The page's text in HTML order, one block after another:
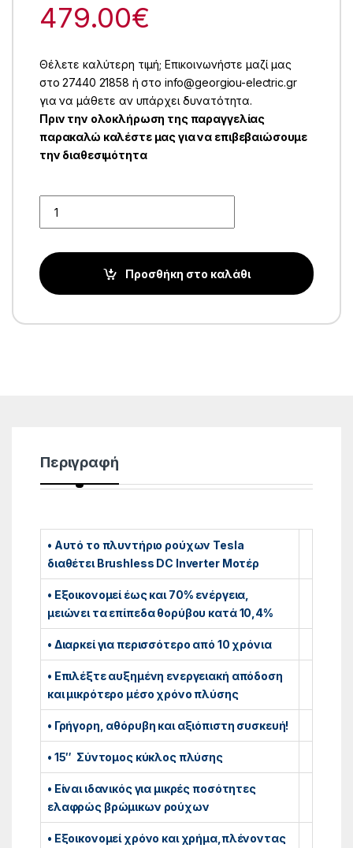
479.00€
Θέλετε καλύτερη τιμή; Επικοινωνήστε μαζί μας
στο 27440 21858 ή στο info@georgiou-electric.gr
για να μάθετε αν υπάρχει δυνατότητα.
Πριν την ολοκλήρωση της παραγγελίας
παρακαλώ καλέστε μας για να επιβεβαιώσουμε
την διαθεσιμότητα
Προσθήκη στο καλάθι
Περιγραφή
• Αυτό το πλυντήριο ρούχων Tesla
διαθέτει Brushless DC Inverter Μοτέρ
• Εξοικονομεί έως και 70% ενέργεια,
μειώνει τα επίπεδα θορύβου κατά 10,4%
• Διαρκεί για περισσότερο από 10 χρόνια
• Επιλέξτε αυξημένη ενεργειακή απόδοση
και μικρότερο μέσο χρόνο πλύσης
• Γρήγορη, αθόρυβη και αξιόπιστη συσκευή!
• 15″ Σύντομος κύκλος πλύσης
• Είναι ιδανικός για μικρές ποσότητες
ελαφρώς βρώμικων ρούχων
• Εξοικονομεί χρόνο και χρήμα,πλένοντας